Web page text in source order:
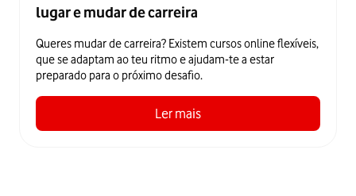
lugar e mudar de carreira
Queres mudar de carreira? Existem cursos online flexíveis,
que se adaptam ao teu ritmo e ajudam-te a estar
preparado para o próximo desafio.
Ler mais